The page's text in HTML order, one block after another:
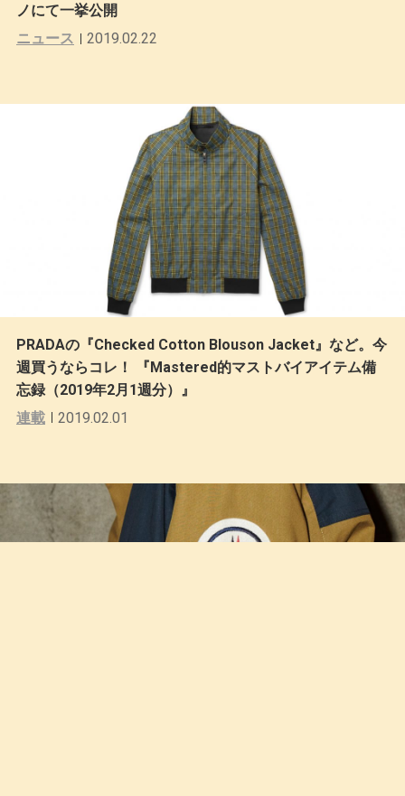
ノにて一挙公開
ニュース
2019.02.22
PRADAの『Checked Cotton Blouson Jacket』など。今
週買うならコレ！ 『Mastered的マストバイアイテム備
忘録（2019年2月1週分）』
連載
2019.02.01